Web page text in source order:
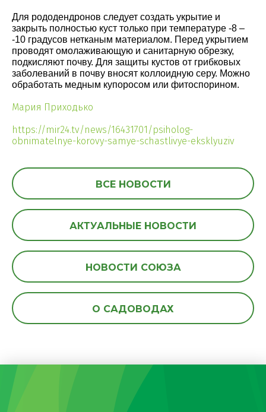
Для рододендронов следует создать укрытие и
закрыть полностью куст только при температуре -8 –
-10 градусов нетканым материалом. Перед укрытием
проводят омолаживающую и санитарную обрезку,
подкисляют почву. Для защиты кустов от грибковых
заболеваний в почву вносят коллоидную серу. Можно
обработать медным купоросом или фитоспорином.
Мария Приходько
https://mir24.tv/news/16431701/psiholog-
obnimatelnye-korovy-samye-schastlivye-eksklyuziv
ВСЕ НОВОСТИ
АКТУАЛЬНЫЕ НОВОСТИ
НОВОСТИ СОЮЗА
О САДОВОДАХ